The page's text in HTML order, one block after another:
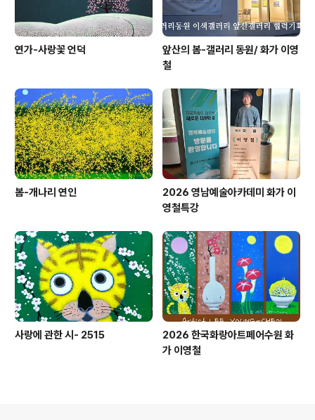
연가-사랑꽃 언덕
앞산의 봄-갤러리 동원/ 화가 이영
철
봄-개나리 연인
2026 영남예술아카데미 화가 이
영철특강
사랑에 관한 시- 2515
2026 한국화랑아트페어수원 화
가 이영철